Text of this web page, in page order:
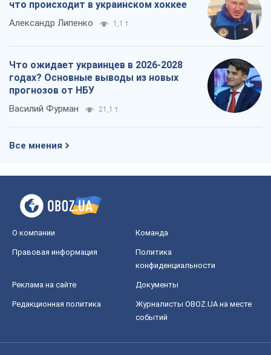
что происходит в украинском хоккее
Александр Липенко 1,1 т.
Что ожидает украинцев в 2026-2028
годах? Основные выводы из новых
прогнозов от НБУ
Василий Фурман 21,1 т.
Все мнения
О компании Команда
Правовая информация
Политика
конфиденциальности
Реклама на сайте Документы
Редакционная политика
Журналисты OBOZ.UA на месте
событий